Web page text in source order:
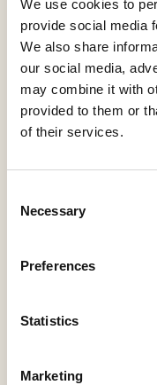
We use cookies to
provide social media
We also share
our social media,
may combine it with
provided to them or
of their services.
Selection
Necessary
Preferences
Statistics
Marketing
ONE